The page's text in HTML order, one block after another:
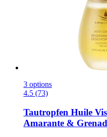
3 options
4.5 (73)
Tautropfen Huile
Amarante &